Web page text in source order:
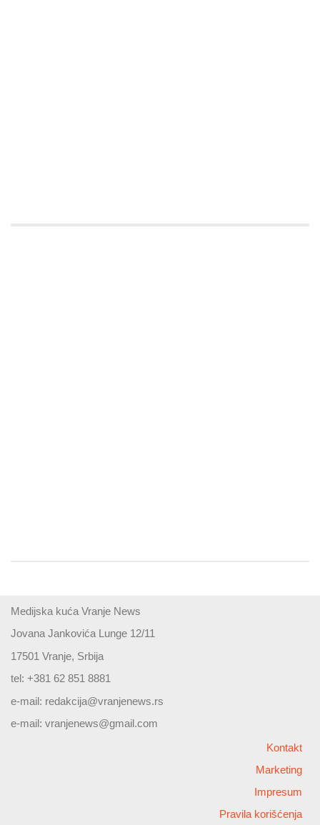
Medijska kuća Vranje News
Jovana Jankovića Lunge 12/11
17501 Vranje, Srbija
tel: +381 62 851 8881
e-mail: redakcija@vranjenews.rs
e-mail: vranjenews@gmail.com
Kontakt
Marketing
Impresum
Pravila korišćenja